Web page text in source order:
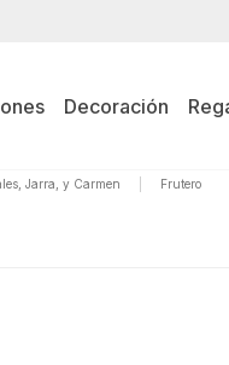
Decoración
Jarra, y Carmen Frutero